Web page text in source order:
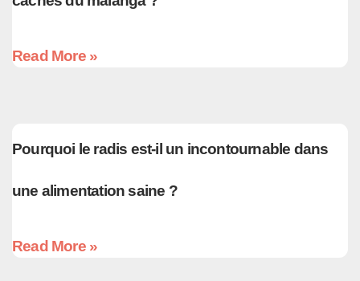
Read More »
Pourquoi le radis est-il un incontournable dans
une alimentation saine ?
Read More »